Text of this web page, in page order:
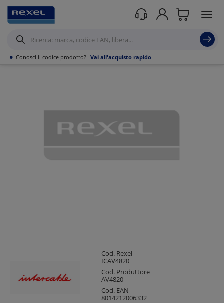
• Conosci il codice prodotto? Vai all'acquisto rapido
Prodotti /Utensili Utensili per Lavori di Muratura/
Cod. Rexel
ICAV4820
Cod. Produttore
AV4820
Cod. EAN
8014212006332